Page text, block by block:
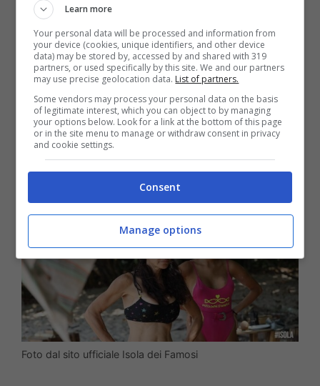
Famosi. Nonostante il povero
tenti in tutti i modi di crearsi una sua
indipendenza e tagliare finalmente questo
cordone ombelicale, la mamma è sempre
in agguato pronta a spiarlo dietro le palme
in ogni sua mossa. C’è da dire, però, che lui
dà molto credito ai suoi consigli, come nel
caso di Maria Laura.
Foto dal sito ufficiale Isola dei Famosi
Learn more
Your personal data will be processed and information from
your device (cookies, unique identifiers, and other device
data) may be stored by, accessed by and shared with 319
partners, or used specifically by this site. We and our partners
may use precise geolocation data. List of partners.
Some vendors may process your personal data on the basis
of legitimate interest, which you can object to by managing
your options below. Look for a link at the bottom of this page
or in the site menu to manage or withdraw consent in privacy
and cookie settings.
Consent
Manage options